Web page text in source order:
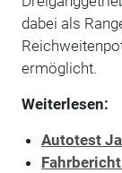
dabei als
ermöglicht.
Weiterlesen:
Autotest